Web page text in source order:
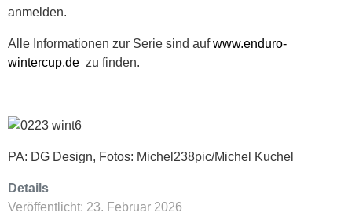
anmelden.
Alle Informationen zur Serie sind aufwww.enduro-
wintercup.de zu finden.
PA: DG Design, Fotos: Michel238pic/Michel Kuchel
Details
Veröffentlicht: 23. Februar 2026